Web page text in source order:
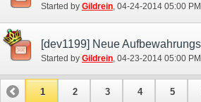
Started by Gildrein‎, 04-24-2014 05:00 PM
Started by Gildrein‎, 04-23-2014 05:00 PM
1 2 3 4 5